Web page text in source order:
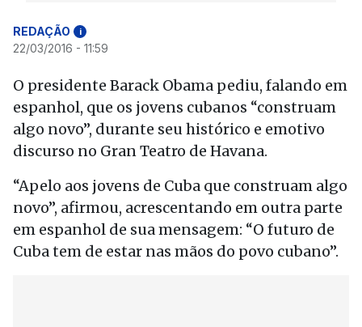
REDAÇÃO i
22/03/2016 - 11:59
O presidente Barack Obama pediu, falando em
espanhol, que os jovens cubanos “construam
algo novo”, durante seu histórico e emotivo
discurso no Gran Teatro de Havana.
“Apelo aos jovens de Cuba que construam algo
novo”, afirmou, acrescentando em outra parte
em espanhol de sua mensagem: “O futuro de
Cuba tem de estar nas mãos do povo cubano”.